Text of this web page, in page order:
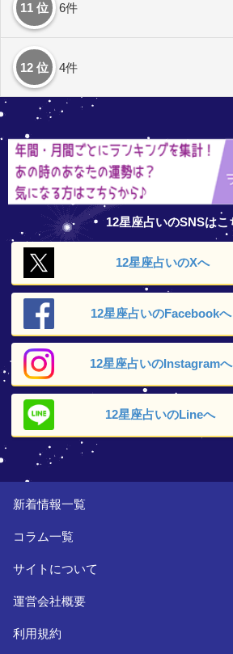
11 位 6件
12 位 4件
12星座占いのSNSはこ
12星座占いのXへ
12星座占いのFacebookへ
12星座占いのInstagramへ
12星座占いのLineへ
新着情報一覧
コラム一覧
サイトについて
運営会社概要
利用規約